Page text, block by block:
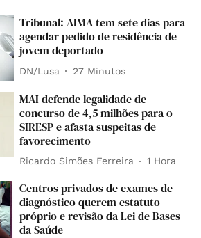
Tribunal: AIMA tem sete dias para
agendar pedido de residência de
jovem deportado
DN/Lusa 27 Minutos
MAI defende legalidade de
concurso de 4,5 milhões para o
SIRESP e afasta suspeitas de
favorecimento
Ricardo Simões Ferreira 1 Hora
Centros privados de exames de
diagnóstico querem estatuto
próprio e revisão da Lei de Bases
da Saúde